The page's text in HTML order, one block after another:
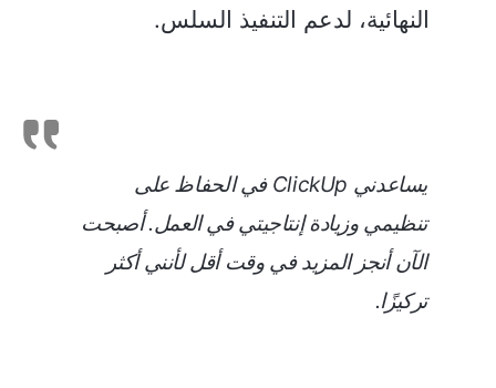
النهائية، لدعم التنفيذ السلس.
يساعدني ClickUp في الحفاظ على
تنظيمي وزيادة إنتاجيتي في العمل. أصبحت
الآن أنجز المزيد في وقت أقل لأنني أكثر
تركيزًا.